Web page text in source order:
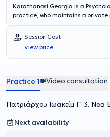
Karathanasi Georgia is a
practice, who maintains a private
Crete and specializes in
the Institute for Research and
clinical and professional
private practice, her
therapy centers where she
parent counseling, and couple
through private supervision and
seminars related to her scientific
cases spanning the full spectrum
Session Cost
View price
Practice 1 Video consultation
Πατριάρχου Ιωακείμ Γ' 3, Nea
Next availability